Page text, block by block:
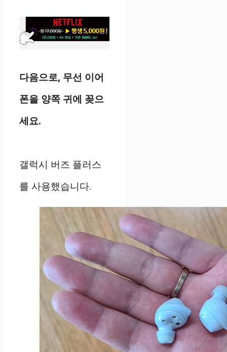
다음으로, 무선 이어
폰을 양쪽 귀에 꽂으
세요.
갤럭시 버즈 플러스
를 사용했습니다.